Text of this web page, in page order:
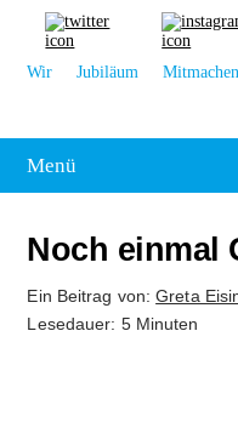
Wir Jubiläum Mitmachen
Menü
Kolumne
Noch einmal
Ein Beitrag von:Greta
Lesedauer: 5 Minuten